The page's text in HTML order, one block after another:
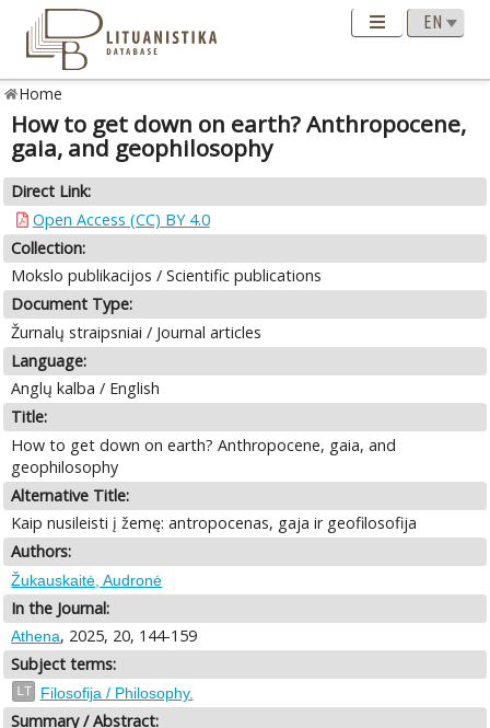
Home
How to get down on earth? Anthropocene,
gaia, and geophilosophy
Direct Link:
Open Access (CC) BY 4.0
Collection:
Mokslo publikacijos / Scientific publications
Document Type:
Žurnalų straipsniai / Journal articles
Language:
Anglų kalba / English
Title:
How to get down on earth? Anthropocene, gaia, and
geophilosophy
Alternative Title:
Kaip nusileisti į žemę: antropocenas, gaja ir geofilosofija
Authors:
Žukauskaitė, Audronė
In the Journal:
Athena, 2025, 20, 144-159
Subject terms:
LT Filosofija / Philosophy.
Summary / Abstract: